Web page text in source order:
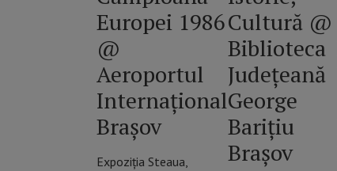
Europei 1986
@
Aeroportul
Internațional
Brașov
Expoziția Steaua,
Cultură @
Biblioteca
Județeană
George
Barițiu
Brașov